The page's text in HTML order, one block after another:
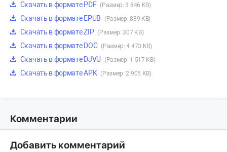
Скачать в формате PDF (Размер: 3 846 KB)
Скачать в формате EPUB (Размер: 889 KB)
Скачать в формате ZIP (Размер: 307 KB)
Скачать в формате DOC (Размер: 4 473 KB)
Скачать в формате DJVU (Размер: 1 517 KB)
Скачать в формате APK (Размер: 2 905 KB)
Комментарии
Добавить комментарий